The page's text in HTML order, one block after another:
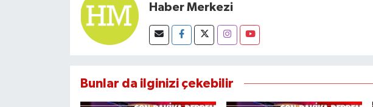
Haber Merkezi
Bunlar da ilginizi çekebilir